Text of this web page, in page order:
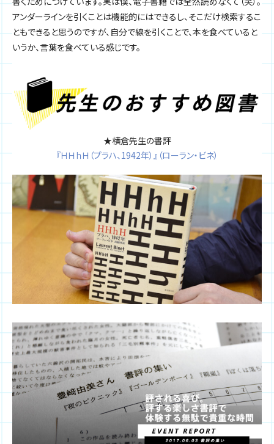
アンダーラインを引くことは機能的にはできるし、そこだけ検索するこ
ともできると思うのですが、自分で線を引くことで、本を食べていると
いうか、言葉を食べている感じです。
★横倉先生の書評
『ＨＨｈＨ（プラハ、1942年）』（ローラン・ビネ）